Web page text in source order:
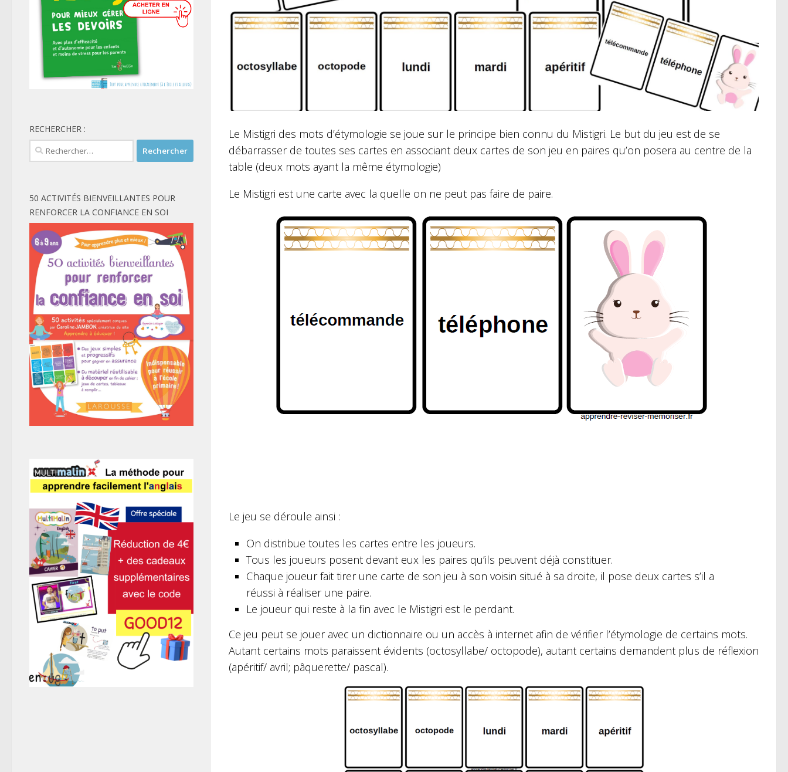
Le Mistigri des mots d’étymologie se joue sur le principe bien connu du Mistigri. Le but du jeu est de se
débarrasser de toutes ses cartes en associant deux cartes de son jeu en paires qu’on posera au centre de la
table (deux mots ayant la même étymologie)
Le Mistigri est une carte avec la quelle on ne peut pas faire de paire.
Le jeu se déroule ainsi :
On distribue toutes les cartes entre les joueurs.
Tous les joueurs posent devant eux les paires qu’ils peuvent déjà constituer.
Chaque joueur fait tirer une carte de son jeu à son voisin situé à sa droite, il pose deux cartes s’il a
réussi à réaliser une paire.
Le joueur qui reste à la fin avec le Mistigri est le perdant.
Ce jeu peut se jouer avec un dictionnaire ou un accès à internet afin de vérifier l’étymologie de certains mots.
Autant certains mots paraissent évidents (octosyllabe/ octopode), autant certains demandent plus de réflexion
(apéritif/ avril; pâquerette/ pascal).
RECHERCHER :
Rechercher :
50 ACTIVITÉS BIENVEILLANTES POUR
RENFORCER LA CONFIANCE EN SOI